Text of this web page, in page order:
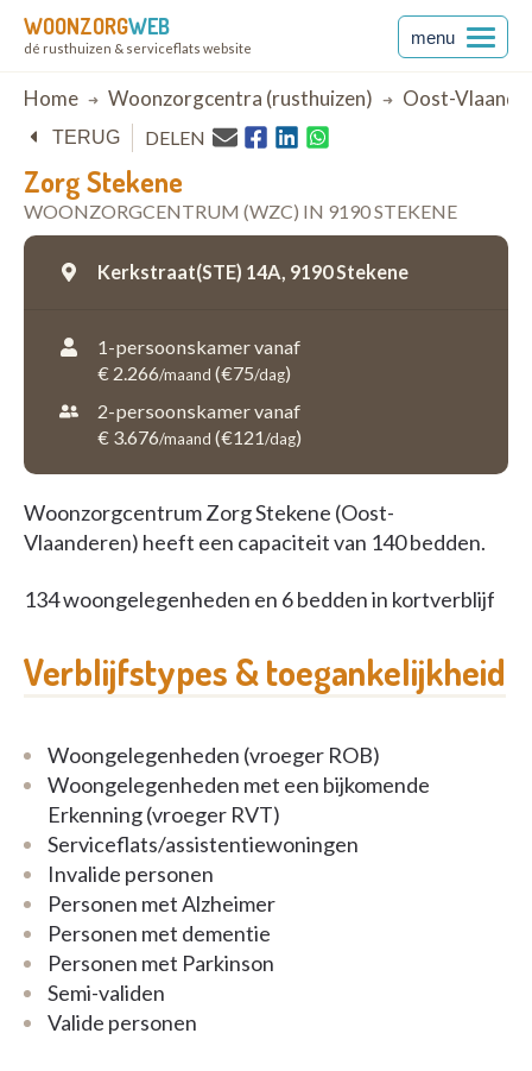
WOONZORGWEB
dé rusthuizen & serviceflats website
menu
Breadcrumb
Home Woonzorgcentra (rusthuizen) Oost-
Zorg Stekene
WOONZORGCENTRUM (WZC) IN 9190 STEKENE
TERUG DELEN
Kerkstraat(STE) 14A, 9190 Stekene
1-persoonskamer vanaf
€ 2.266/maand (€75/dag)
2-persoonskamer vanaf
€ 3.676/maand (€121/dag)
Woonzorgcentrum Zorg Stekene (Oost-
Vlaanderen) heeft een capaciteit van 140 bedden.
134 woongelegenheden en 6 bedden in kortverblijf
Verblijfstypes & toegankelijkheid
Woongelegenheden (vroeger ROB)
Woongelegenheden met een bijkomende
Erkenning (vroeger RVT)
Serviceflats/assistentiewoningen
Invalide personen
Personen met Alzheimer
Personen met dementie
Personen met Parkinson
Semi-validen
Valide personen